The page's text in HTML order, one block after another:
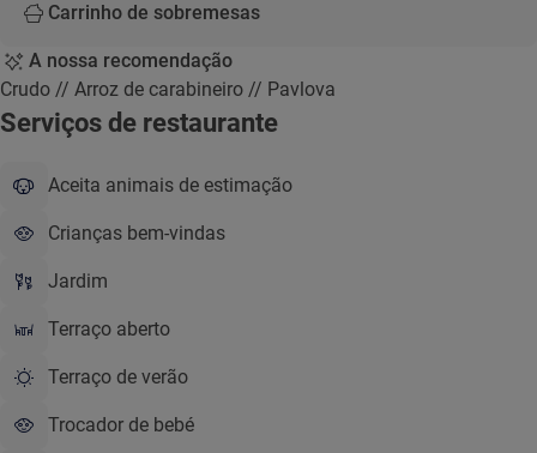
Carrinho de sobremesas
A nossa recomendação
Crudo // Arroz de carabineiro // Pavlova
Serviços de restaurante
Aceita animais de estimação
Crianças bem-vindas
Jardim
Terraço aberto
Terraço de verão
Trocador de bebé